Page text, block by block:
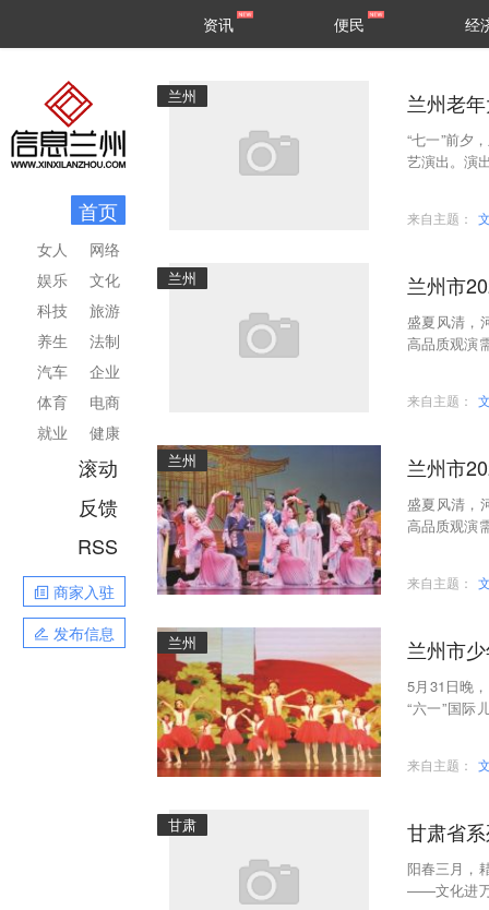
区县
资讯 便民 经
首页
网络
文化
旅游
法制
企业
电商
健康
女人
娱乐
科技
养生
汽车
体育
就业
滚动
反馈
RSS
商家入驻
发布信息
兰州 兰州老
“七一”前夕
艺演出。演
来自主题：
兰州 兰州市
盛夏风清，
高品质观演
来自主题：
兰州 兰州市
盛夏风清，
高品质观演
来自主题：
兰州 兰州市
5月31日晚
“六一”国际
来自主题：
甘肃 甘肃省
阳春三月，
——文化进万